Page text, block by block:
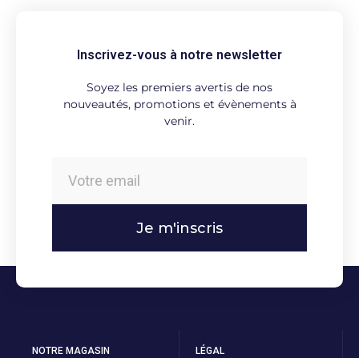
Inscrivez-vous à notre newsletter
Soyez les premiers avertis de nos
nouveautés, promotions et évènements à
venir.
Je m'inscris
NOTRE MAGASIN LÉGAL